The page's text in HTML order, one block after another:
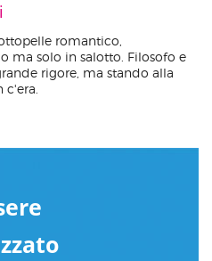
romantico,
ma solo in salotto. Filosofo e
rigore, ma stando alla